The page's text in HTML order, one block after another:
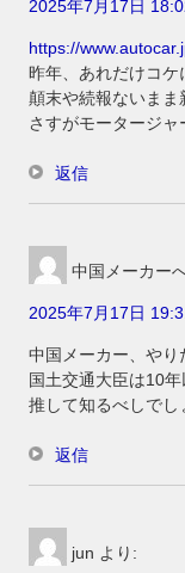
2025年7月17日
https://
昨年、あれだけコ
顛末や続報ないまま
さすがモータージャ
返信
中国メーカー
2025年7月17日
中国メーカー、やり
国土交通大臣は10
推して知るべしでし
返信
jun より: